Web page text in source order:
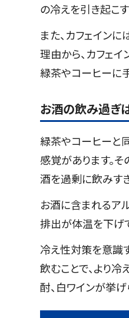
の冷えを引き起こ
また、カフェイン
理由から、カフェ
緑茶やコーヒーに
お酒の飲み過ぎ
緑茶やコーヒーと
感覚があります。
酒を過剰に飲みす
お酒に含まれるア
排出が体温を下げ
冷え性対策を意識
飲むことで、より
酎、白ワインが挙